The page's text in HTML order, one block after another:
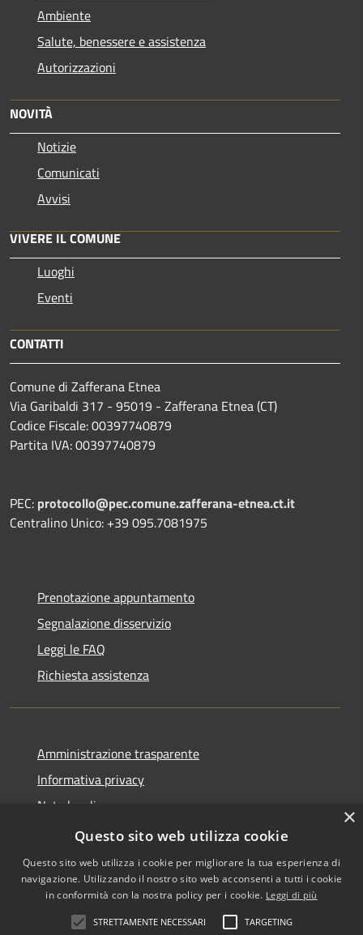
Ambiente
Salute, benessere e assistenza
Autorizzazioni
NOVITÀ
Notizie
Comunicati
Avvisi
VIVERE IL COMUNE
Luoghi
Eventi
CONTATTI
Comune di Zafferana Etnea
Via Garibaldi 317 - 95019 - Zafferana Etnea (CT)
Codice Fiscale: 00397740879
Partita IVA: 00397740879
PEC: protocollo@pec.comune.zafferana-etnea.ct.it
Centralino Unico: +39 095.7081975
Prenotazione appuntamento
Segnalazione disservizio
Leggi le FAQ
Richiesta assistenza
Amministrazione trasparente
Informativa privacy
Note legali
Dichiarazione di accessibilità
Copyright © 2026 • Comune di
×
Questo sito web utilizza cookie
Questo sito web utilizza i cookie per migliorare la tua esperienza di
navigazione. Utilizzando il nostro sito web acconsenti a tutti i cookie
in conformità con la nostra policy per i cookie. Leggi di più
STRETTAMENTE NECESSARI TARGETING